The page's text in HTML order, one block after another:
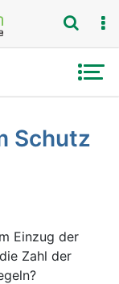
Schutz
Einzug der
Zahl der